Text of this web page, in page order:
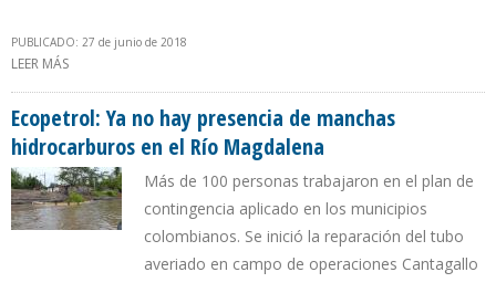
PUBLICADO: 27 de junio de 2018
LEER MÁS
Ecopetrol: Ya no hay presencia de manchas
hidrocarburos en el Río Magdalena
Más de 100 personas trabajaron en el plan de
contingencia aplicado en los municipios
colombianos. Se inició la reparación del tubo
averiado en campo de operaciones Cantagallo